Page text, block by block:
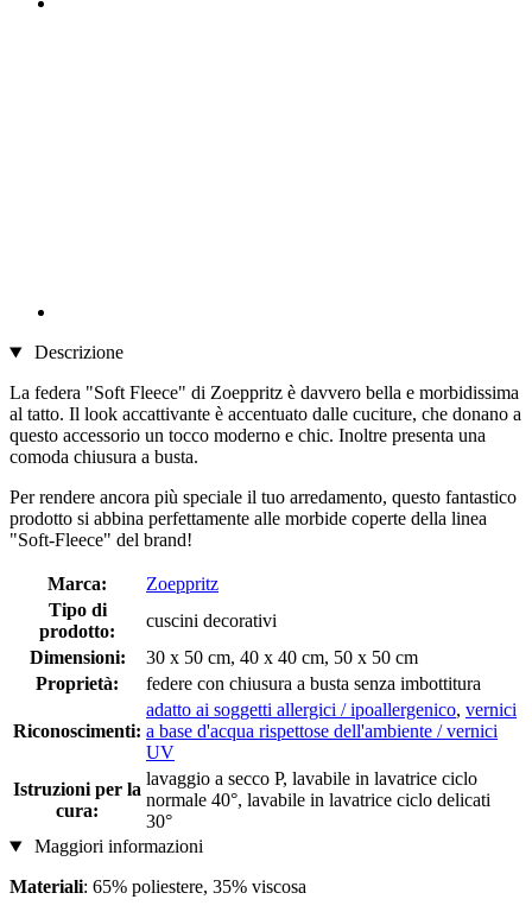
Descrizione
La federa "Soft Fleece" di Zoeppritz è davvero bella e morbidissima
al tatto. Il look accattivante è accentuato dalle cuciture, che donano a
questo accessorio un tocco moderno e chic. Inoltre presenta una
comoda chiusura a busta.
Per rendere ancora più speciale il tuo arredamento, questo fantastico
prodotto si abbina perfettamente alle morbide coperte della linea
"Soft-Fleece" del brand!
Marca:
Zoeppritz
Tipo di
prodotto:
cuscini decorativi
Dimensioni:
30 x 50 cm, 40 x 40 cm, 50 x 50 cm
Proprietà:
federe con chiusura a busta senza imbottitura
Riconoscimenti:
adatto ai soggetti allergici / ipoallergenico, vernici
a base d'acqua rispettose dell'ambiente / vernici
UV
Istruzioni per la
cura:
lavaggio a secco P, lavabile in lavatrice ciclo
normale 40°, lavabile in lavatrice ciclo delicati
30°
Maggiori informazioni
Materiali: 65% poliestere, 35% viscosa